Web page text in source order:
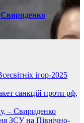
Свириденко
ігор-2025
санкцій проти рф,
– Свириденко
ЗСУ на Північно-